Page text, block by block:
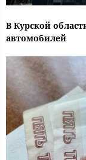
В Курской
автомобилей